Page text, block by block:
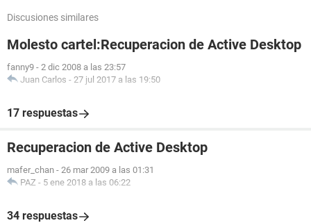
Discusiones similares
Molesto cartel:Recuperacion de Active Desktop
fanny9 - 2 dic 2008 a las 23:57
Juan Carlos - 27 jul 2017 a las 19:50
17 respuestas
Recuperacion de Active Desktop
mafer_chan - 26 mar 2009 a las 01:31
PAZ - 5 ene 2018 a las 06:22
34 respuestas